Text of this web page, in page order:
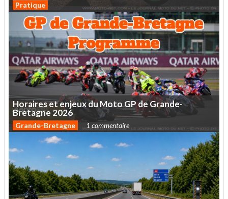
Pratique
HorairesetenjeuxduMotoGPdeGrande-
Bretagne 2026
Grande-Bretagne 1 commentaire